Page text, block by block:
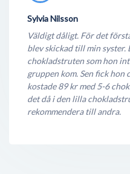
Sylvia Nilsson
Väldigt dåligt. För det
blev skickad till min syster.
chokladstruten som hon
gruppen kom. Sen fick
kostade 89 kr med 5-6
det då i den lilla
rekommendera till andra.